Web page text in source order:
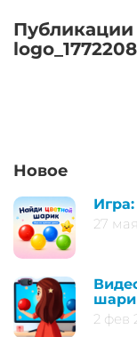
Публикации
Новое
27
2 фев